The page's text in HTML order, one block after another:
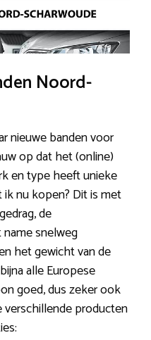
Noord-
nieuwe banden voor
op dat het (online)
en type heeft unieke
nu kopen? Dit is met
de
snelweg
het gewicht van de
alle Europese
goed, dus zeker ook
producten